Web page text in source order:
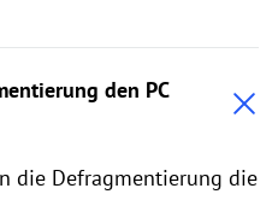
den PC
die Defragmentierung die